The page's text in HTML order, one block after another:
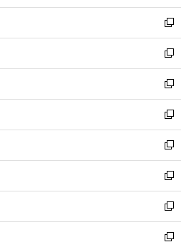
開
く
ウ
で
開
く
ン
ド
ウ
で
開
く
ウ
ィ
ン
ド
ウ
で
開
く
新
し
い
ウ
ィ
ン
ド
ウ
で
開
く
新
し
い
ウ
ィ
ン
ド
ウ
で
開
く
新
し
い
ウ
ィ
ン
ド
ウ
で
開
く
新
し
い
ウ
ィ
ン
ド
ウ
で
新
し
い
ウ
ィ
ン
ド
新
し
い
ウ
ィ
新
し
い